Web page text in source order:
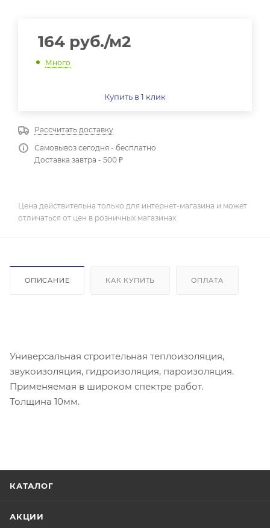
164 руб./м2
Много
Купить в 1 клик
Рассчитать доставку
Самовывоз сегодня - бесплатно
Доставка завтра - 500 ₽
Цена действительна только для интернет-магазина и может
отличаться от цен в розничных магазинах
ОПИСАНИЕ КАК КУПИТЬ ОПЛАТА
Универсальная строительная теплоизоляция,
звукоизоляция, гидроизоляция, пароизоляция.
Применяемая в широком спектре работ.
Толщина 10мм.
КАТАЛОГ
АКЦИИ